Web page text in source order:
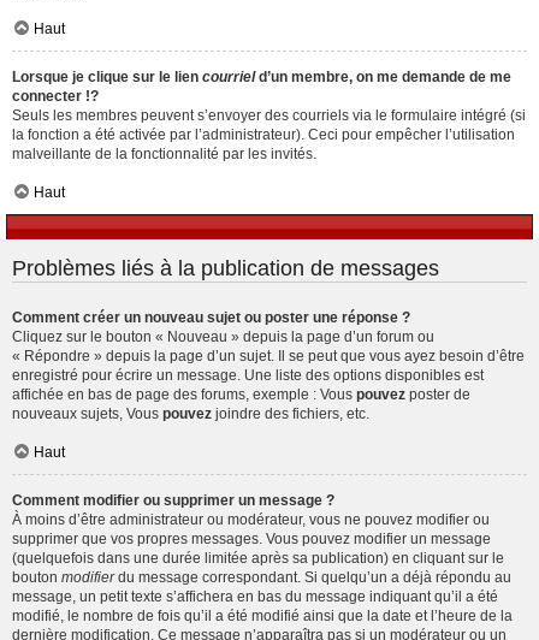
Haut
Lorsque je clique sur le lien courrield’un membre, on me demande de me
connecter !?
Seuls les membres peuvent s’envoyer des courriels via le formulaire intégré (si
la fonction a été activée par l’administrateur). Ceci pour empêcher l’utilisation
malveillante de la fonctionnalité par les invités.
Haut
Problèmes liés à la publication de messages
Comment créer un nouveau sujet ou poster une réponse ?
Cliquez sur le bouton « Nouveau » depuis la page d’un forum ou
« Répondre » depuis la page d’un sujet. Il se peut que vous ayez besoin d’être
enregistré pour écrire un message. Une liste des options disponibles est
affichée en bas de page des forums, exemple : Vous pouvez poster de
nouveaux sujets, Vous pouvez joindre des fichiers, etc.
Haut
Comment modifier ou supprimer un message ?
À moins d’être administrateur ou modérateur, vous ne pouvez modifier ou
supprimer que vos propres messages. Vous pouvez modifier un message
(quelquefois dans une durée limitée après sa publication) en cliquant sur le
bouton modifierdu message correspondant. Si quelqu’un a déjà répondu au
message, un petit texte s’affichera en bas du message indiquant qu’il a été
modifié, le nombre de fois qu’il a été modifié ainsi que la date et l’heure de la
dernière modification. Ce message n’apparaîtra pas si un modérateur ou un